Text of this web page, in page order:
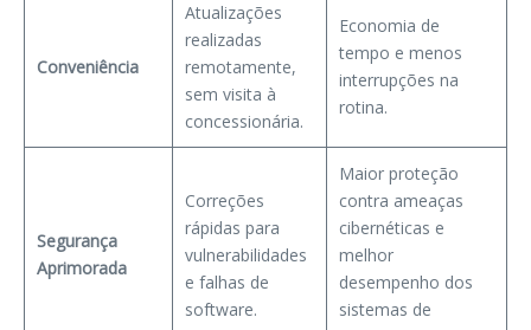
Conveniência
Atualizações
realizadas
remotamente,
sem visita à
concessionária.
Economia de
tempo e menos
interrupções na
rotina.
Segurança
Aprimorada
Correções
rápidas para
vulnerabilidades
e falhas de
software.
Maior proteção
contra ameaças
cibernéticas e
melhor
desempenho dos
sistemas de